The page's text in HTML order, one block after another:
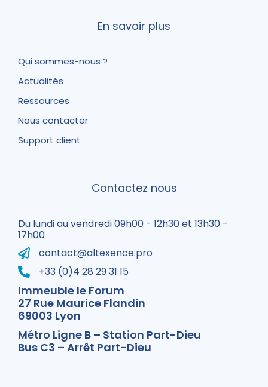
En savoir plus
Qui sommes-nous ?
Actualités
Ressources
Nous contacter
Support client
Contactez nous
Du lundi au vendredi 09h00 - 12h30 et 13h30 -
17h00
contact@altexence.pro
+33 (0)4 28 29 31 15
Immeuble le Forum
27 Rue Maurice Flandin
69003 Lyon
Métro Ligne B – Station Part-Dieu
Bus C3 – Arrêt Part-Dieu